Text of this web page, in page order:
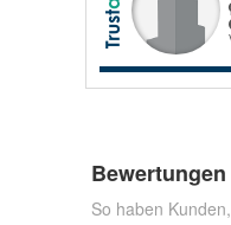
Bewertungen
So haben